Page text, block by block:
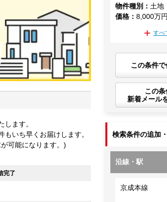
ます。
いち早くお届けします。
可能になります。)
完了
物件種別 ： 土地
価格 ：8,000万
すべ
この条件
この
新着メール
検索条件の追加
沿線・駅
京成本線